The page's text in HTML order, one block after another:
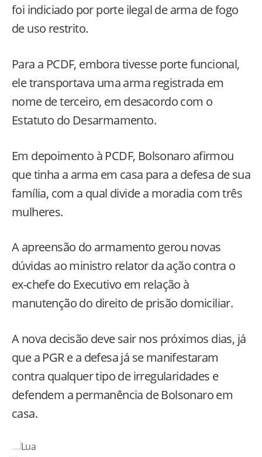
foi indiciado por porte ilegal de arma de fogo
de uso restrito.
Para a PCDF, embora tivesse porte funcional,
ele transportava uma arma registrada em
nome de terceiro, em desacordo com o
Estatuto do Desarmamento.
Em depoimento à PCDF, Bolsonaro afirmou
que tinha a arma em casa para a defesa de sua
família, com a qual divide a moradia com três
mulheres.
A apreensão do armamento gerou novas
dúvidas ao ministro relator da ação contra o
ex-chefe do Executivo em relação à
manutenção do direito de prisão domiciliar.
A nova decisão deve sair nos próximos dias, já
que a PGR e a defesa já se manifestaram
contra qualquer tipo de irregularidades e
defendem a permanência de Bolsonaro em
casa.